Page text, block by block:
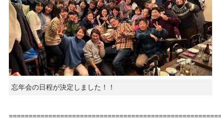
忘年会の日程が決定しました！！